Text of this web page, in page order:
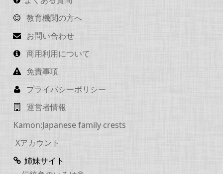
教育機関の方へ
お問い合わせ
商用利用について
免責事項
プライバシーポリシー
運営者情報
Kamon:Japanese family crests
Xアカウント
姉妹サイト